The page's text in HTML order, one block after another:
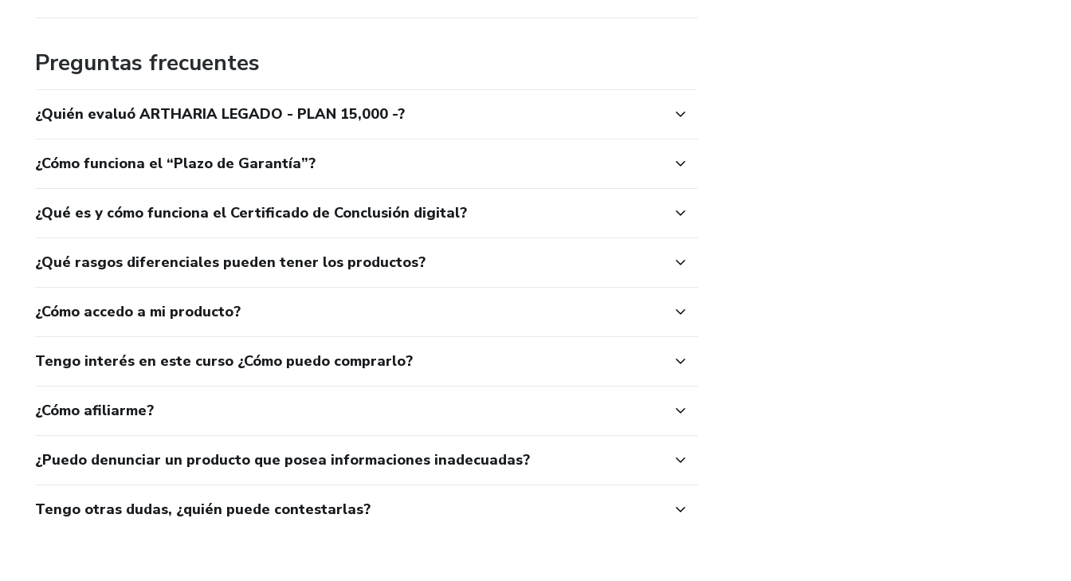
Preguntas frecuentes
¿Quién evaluó ARTHARIA LEGADO - PLAN 15,000 -?
¿Cómo funciona el “Plazo de Garantía”?
¿Qué es y cómo funciona el Certificado de Conclusión digital?
¿Qué rasgos diferenciales pueden tener los productos?
¿Cómo accedo a mi producto?
Tengo interés en este curso ¿Cómo puedo comprarlo?
¿Cómo afiliarme?
¿Puedo denunciar un producto que posea informaciones inadecuadas?
Tengo otras dudas, ¿quién puede contestarlas?